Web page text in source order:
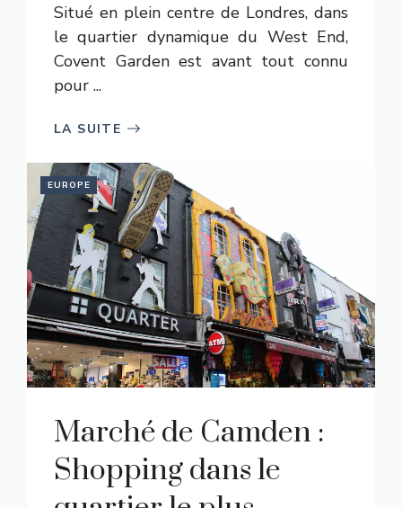
Situé en plein centre de Londres, dans
le quartier dynamique du West End,
Covent Garden est avant tout connu
pour ...
LA SUITE
EUROPE
Marché de Camden :
Shopping dans le